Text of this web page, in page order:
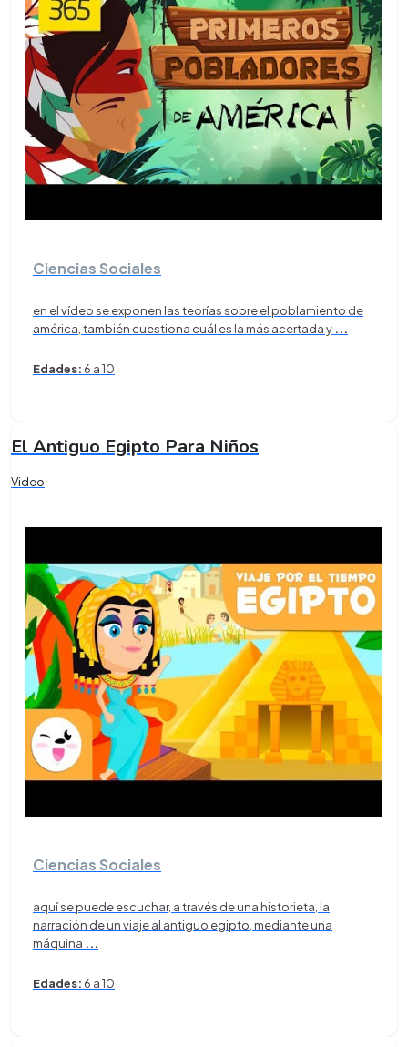
Ciencias Sociales
en el vídeo se exponen las teorías sobre el poblamiento de
américa, también cuestiona cuál es la más acertada y ...
Edades: 6 a 10
El Antiguo Egipto Para Niños
Video
Ciencias Sociales
aquí se puede escuchar, a través de una historieta, la
narración de un viaje al antiguo egipto, mediante una
máquina ...
Edades: 6 a 10